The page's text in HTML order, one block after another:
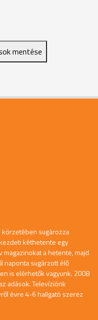
mentése
sugározza
kéthetente egy
a hetente, majd
naponta sugárzott élő
is elérhetők vagyunk. 2008
adások. Televíziónk
évre 4-6 hallgató szerez